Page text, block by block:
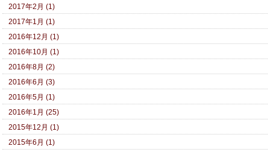
2017年2月 (1)
2017年1月 (1)
2016年12月 (1)
2016年10月 (1)
2016年8月 (2)
2016年6月 (3)
2016年5月 (1)
2016年1月 (25)
2015年12月 (1)
2015年6月 (1)